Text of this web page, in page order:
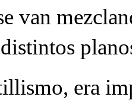
van
era